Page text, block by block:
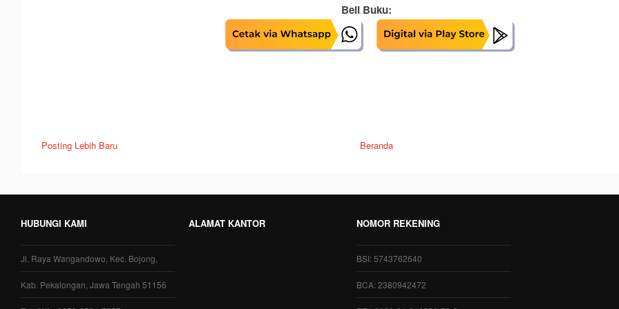
Beli Buku:
Posting Lebih Baru Beranda
HUBUNGI KAMI
Jl. Raya Wangandowo, Kec. Bojong,
Kab. Pekalongan, Jawa Tengah 51156
ALAMAT KANTOR NOMOR REKENING
BSI: 5743762640
BCA: 2380942472